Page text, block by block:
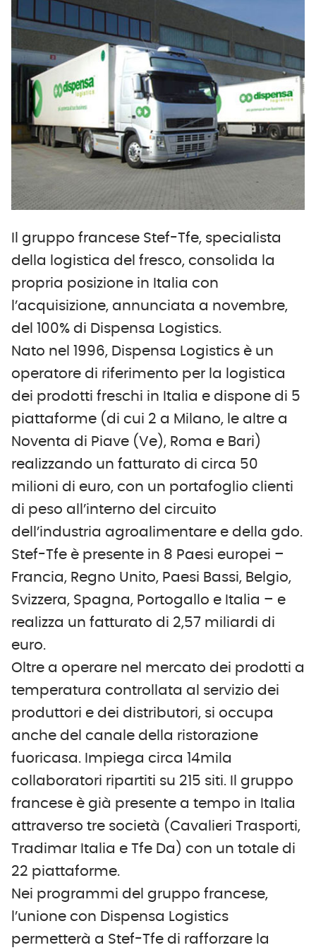
Il gruppo francese Stef-Tfe, specialista
della logistica del fresco, consolida la
propria posizione in Italia con
l’acquisizione, annunciata a novembre,
del 100% di Dispensa Logistics.
Nato nel 1996, Dispensa Logistics è un
operatore di riferimento per la logistica
dei prodotti freschi in Italia e dispone di 5
piattaforme (di cui 2 a Milano, le altre a
Noventa di Piave (Ve), Roma e Bari)
realizzando un fatturato di circa 50
milioni di euro, con un portafoglio clienti
di peso all’interno del circuito
dell’industria agroalimentare e della gdo.
Stef-Tfe è presente in 8 Paesi europei –
Francia, Regno Unito, Paesi Bassi, Belgio,
Svizzera, Spagna, Portogallo e Italia – e
realizza un fatturato di 2,57 miliardi di
euro.
Oltre a operare nel mercato dei prodotti a
temperatura controllata al servizio dei
produttori e dei distributori, si occupa
anche del canale della ristorazione
fuoricasa. Impiega circa 14mila
collaboratori ripartiti su 215 siti. Il gruppo
francese è già presente a tempo in Italia
attraverso tre società (Cavalieri Trasporti,
Tradimar Italia e Tfe Da) con un totale di
22 piattaforme.
Nei programmi del gruppo francese,
l’unione con Dispensa Logistics
permetterà a Stef-Tfe di rafforzare la